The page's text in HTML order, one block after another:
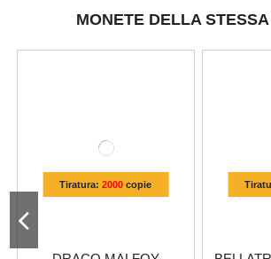
MONETE DELLA
Tiratura:2000 copie